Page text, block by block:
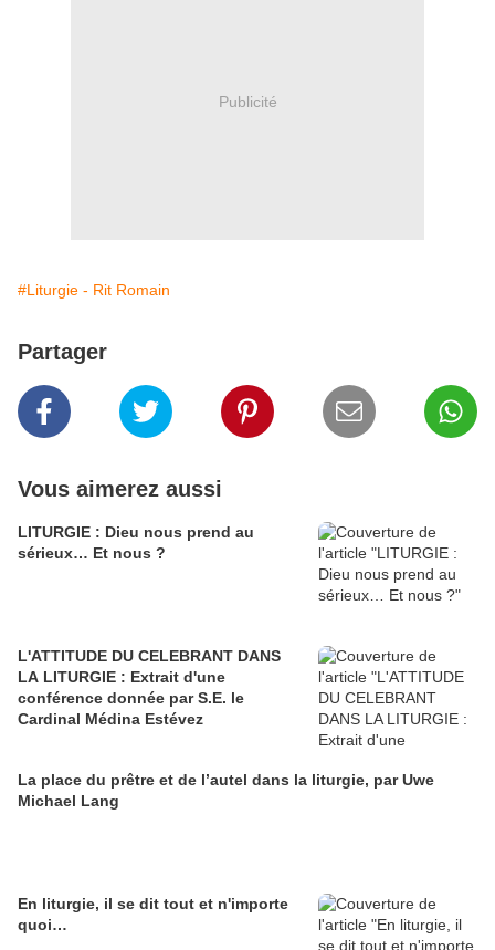
Publicité
#Liturgie - Rit Romain
Partager
Vous aimerez aussi
LITURGIE : Dieu nous prend au
sérieux… Et nous ?
L'ATTITUDE DU CELEBRANT DANS
LA LITURGIE : Extrait d'une
conférence donnée par S.E. le
Cardinal Médina Estévez
La place du prêtre et de l’autel dans la liturgie, par Uwe
Michael Lang
En liturgie, il se dit tout et n'importe
quoi…